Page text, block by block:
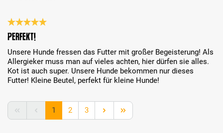
Bewertung mit 5 von 5 Sternen
Perfekt!
Unsere Hunde fressen das Futter mit großer Begeisterung! Als
Allergieker muss man auf vieles achten, hier dürfen sie alles.
Kot ist auch super. Unsere Hunde bekommen nur dieses
Futter! Kleine Beutel, perfekt für kleine Hunde!
Seite
1 Seite
2 Seite
3